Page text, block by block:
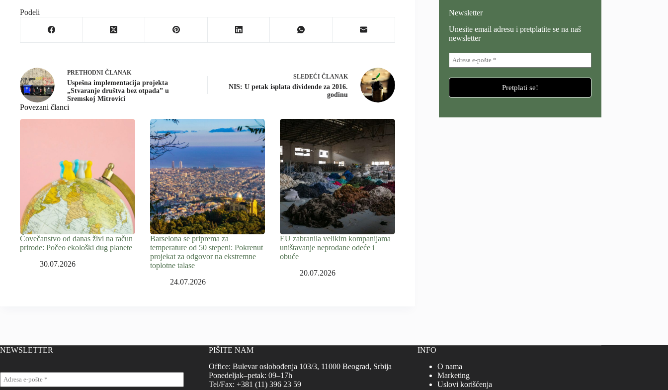
Podeli
PRETHODNI ČLANAK
Uspešna implementacija projekta
„Stvaranje društva bez otpada” u
Sremskoj Mitrovici
SLEDEĆI ČLANAK
NIS: U petak isplata dividende za 2016.
godinu
Povezani članci
Čovečanstvo od danas živi na račun
prirode: Počeo ekološki dug planete
30.07.2026
Barselona se priprema za
temperature od 50 stepeni: Pokrenut
projekat za odgovor na ekstremne
toplotne talase
24.07.2026
EU zabranila velikim kompanijama
uništavanje neprodane odeće i
obuće
20.07.2026
Newsletter
Unesite email adresu i pretplatite se na naš
newsletter
NEWSLETTER
PIŠITE NAM
Office: Bulevar oslobođenja 103/3, 11000 Beograd, Srbija
Ponedeljak–petak: 09–17h
Tel/Fax: +381 (11) 396 23 59
INFO
O nama
Marketing
Uslovi korišćenja